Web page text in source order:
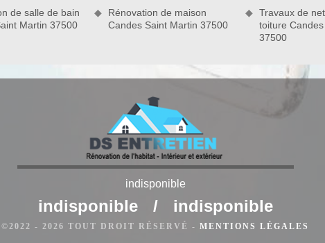
pour toute pose de cuisine à Candes Saint Martin et
cuisine personnalisée, notre équipe s’occupe de réaliser
s’occupe ainsi de diverses installations pour des meubles
- pose d’évier… Pour toute demande d’intervention,
de salle de bain
Martin 37500
Rénovation de maison
Candes Saint Martin 37500
Travaux de
toiture
indisponible
indisponible / indisponible
©2022 - 2026 TOUT DROIT RÉSERVÉ - MENTIONS LÉGALES